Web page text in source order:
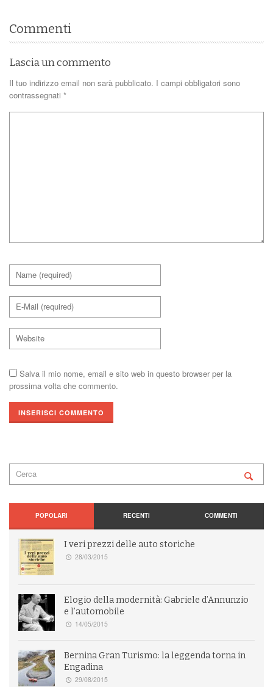
Commenti
Lascia un commento
Il tuo indirizzo email non sarà pubblicato. I campi obbligatori sono
contrassegnati *
Salva il mio nome, email e sito web in questo browser per la
prossima volta che commento.
POPOLARI RECENTI COMMENTI
I veri prezzi delle auto storiche
28/03/2015
Elogio della modernità: Gabriele d’Annunzio
e l’automobile
14/05/2015
Bernina Gran Turismo: la leggenda torna in
Engadina
29/08/2015